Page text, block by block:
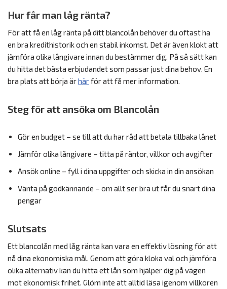
Hur får man låg ränta?
För att få en låg ränta på ditt blancolån behöver du oftast ha
en bra kredithistorik och en stabil inkomst. Det är även klokt att
jämföra olika långivare innan du bestämmer dig. På så sätt kan
du hitta det bästa erbjudandet som passar just dina behov. En
bra plats att börja ärhärför att få mer information.
Steg för att ansöka om Blancolån
Gör en budget – se till att du har råd att betala tillbaka lånet
Jämför olika långivare – titta på räntor, villkor och avgifter
Ansök online – fyll i dina uppgifter och skicka in din ansökan
Vänta på godkännande – om allt ser bra ut får du snart dina
pengar
Slutsats
Ett blancolån med låg ränta kan vara en effektiv lösning för att
nå dina ekonomiska mål. Genom att göra kloka val och jämföra
olika alternativ kan du hitta ett lån som hjälper dig på vägen
mot ekonomisk frihet. Glöm inte att alltid läsa igenom villkoren